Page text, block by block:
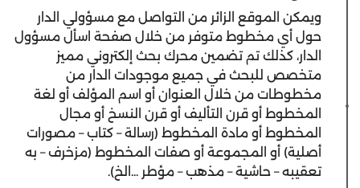
ويمكن الموقع الزائر من التواصل مع مسؤولي الدار
حول أي مخطوط متوفر من خلال صفحة اسأل مسؤول
الدار، كذلك تم تضمين محرك بحث إلكتروني مميز
متخصص للبحث في جميع موجودات الدار من
مخطوطات من خلال العنوان أو اسم المؤلف أو لغة
المخطوط أو قرن التأليف أو قرن النسخ أو مجال
المخطوط أو مادة المخطوط (رسالة – كتاب – مصورات
أصلية) أو المجموعة أو صفات المخطوط (مزخرف – به
تعقيبه – حاشية – مذهب – مؤطر ...الخ).